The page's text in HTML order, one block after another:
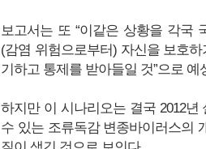
보고서는 또 “이같은 상황을 각국
(감염 위험으로부터) 자신을 보호
기하고 통제를 받아들일 것”으로
하지만 이 시나리오는 결국 2012
수 있는 조류독감 변종바이러스의